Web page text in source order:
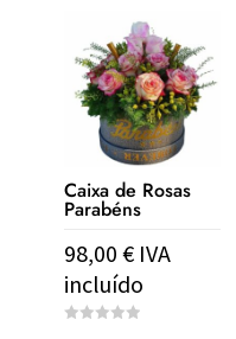
Caixa de Rosas
Parabéns
98,00 € IVA
incluído